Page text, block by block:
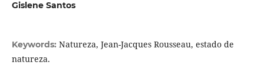
Gislene Santos
Keywords: Natureza, Jean-Jacques Rousseau, estado de
natureza.